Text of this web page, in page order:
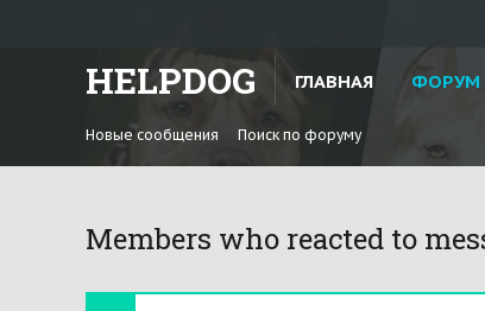
HELPDOG ГЛАВНАЯ ФОРУМ
Новые сообщения Поиск по форуму
Members who reacted to